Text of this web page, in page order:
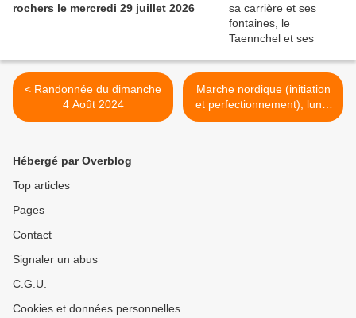
rochers le mercredi 29 juillet 2026
< Randonnée du dimanche
4 Août 2024
Marche nordique (initiation
et perfectionnement), lundi
5 août 2024 >
Hébergé par Overblog
Top articles
Pages
Contact
Signaler un abus
C.G.U.
Cookies et données personnelles